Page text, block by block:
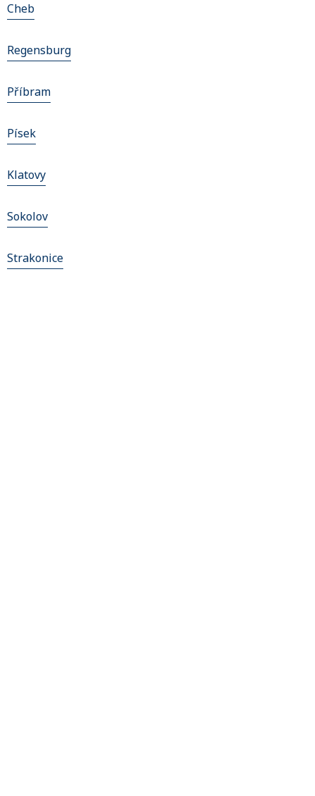
Cheb
Regensburg
Příbram
Písek
Klatovy
Sokolov
Strakonice